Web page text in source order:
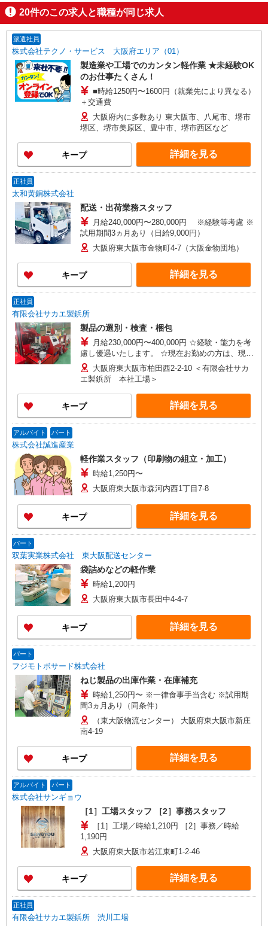
20件のこの求人と職種が同じ求人
派遣社員
株式会社テクノ・サービス 大阪府エリア（01）
製造業や工場でのカンタン軽作業 ★未経験OK
のお仕事たくさん！
■時給1250円〜1600円（就業先により異なる）
＋交通費
大阪府内に多数あり 東大阪市、八尾市、堺市
堺区、堺市美原区、豊中市、堺市西区など
キープ 詳細を見る
正社員
太和黄銅株式会社
配送・出荷業務スタッフ
月給240,000円〜280,000円 ※経験等考慮 ※
試用期間3ヵ月あり（日給9,000円）
大阪府東大阪市金物町4-7（大阪金物団地）
キープ 詳細を見る
正社員
有限会社サカエ製鋲所
製品の選別・検査・梱包
月給230,000円〜400,000円 ☆経験・能力を考
慮し優遇いたします。 ☆現在お勤めの方は、現在
の給与を考慮します。 ※試用期間3ヶ月あり（時
給1,200円〜経験により優遇） 習得度により期
間短縮あり ★月収例261,200円（28歳 男性、入社
4年目）
大阪府東大阪市柏田西2-2-10 ＜有限会社サカ
エ製鋲所 本社工場＞
キープ 詳細を見る
アルバイト パート
株式会社誠進産業
軽作業スタッフ（印刷物の組立・加工）
時給1,250円〜
大阪府東大阪市森河内西1丁目7-8
キープ 詳細を見る
パート
双葉実業株式会社 東大阪配送センター
袋詰めなどの軽作業
時給1,200円
大阪府東大阪市長田中4-4-7
キープ 詳細を見る
パート
フジモトボサード株式会社
ねじ製品の出庫作業・在庫補充
時給1,250円〜 ※一律食事手当含む ※試用期
間3ヵ月あり（同条件）
（東大阪物流センター） 大阪府東大阪市新庄
南4-19
キープ 詳細を見る
アルバイト パート
株式会社サンギョウ
［1］工場スタッフ ［2］事務スタッフ
［1］工場／時給1,210円 ［2］事務／時給
1,190円
大阪府東大阪市若江東町1-2-46
キープ 詳細を見る
正社員
有限会社サカエ製鋲所 渋川工場